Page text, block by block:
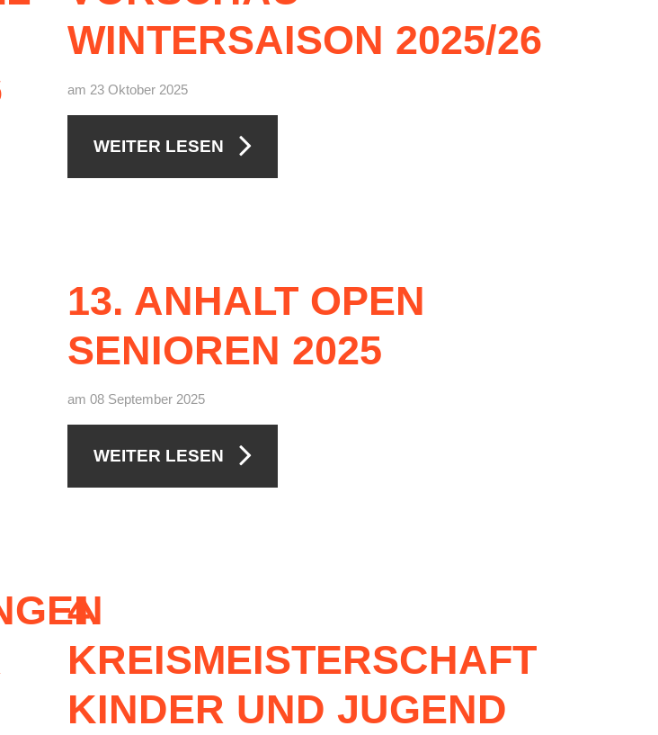
Vereinsturniere 2026
WINTERSAISON 2025/26
am 23 Oktober 2025
WEITER LESEN
13. ANHALT OPEN
SENIOREN 2025
am 08 September 2025
WEITER LESEN
4.
KREISMEISTERSCHAFT
KINDER UND JUGEND